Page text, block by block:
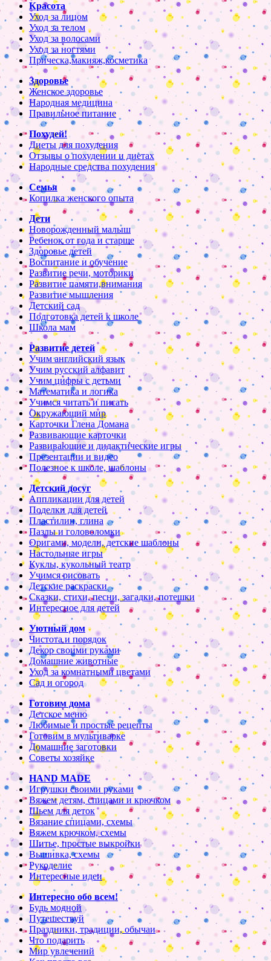
Красота
Уход за лицом
Уход за телом
Уход за волосами
Уход за ногтями
Прическа,макияж,косметика
Здоровье
Женское здоровье
Народная медицина
Правильное питание
Похудей!
Диеты для похудения
Отзывы о похудении и диетах
Народные средства похудения
Семья
Копилка женского опыта
Дети
Новорожденный малыш
Ребенок от года и старше
Здоровье детей
Воспитание и обучение
Развитие речи, моторики
Развитие памяти,внимания
Развитие мышления
Детский сад
Подготовка детей к школе
Школа мам
Развитие детей
Учим английский язык
Учим русский алфавит
Учим цифры с детьми
Математика и логика
Учимся читать и писать
Окружающий мир
Карточки Глена Домана
Развивающие карточки
Развивающие и дидактические игры
Презентации и видео
Полезное к школе, шаблоны
Детский досуг
Аппликации для детей
Поделки для детей
Пластилин, глина
Пазлы и головоломки
Оригами, модели, детские шаблоны
Настольные игры
Куклы, кукольный театр
Учимся рисовать
Детские раскраски
Сказки, стихи, песни, загадки, потешки
Интересное для детей
Уютный дом
Чистота и порядок
Декор своими руками
Домашние животные
Уход за комнатными цветами
Сад и огород
Готовим дома
Детское меню
Любимые и простые рецепты
Готовим в мультиварке
Домашние заготовки
Советы хозяйке
HAND MADE
Игрушки своими руками
Вяжем детям, спицами и крючком
Шьем для деток
Вязание спицами, схемы
Вяжем крючком, схемы
Шитье, простые выкройки
Вышивка, схемы
Рукоделие
Интересные идеи
Интересно обо всем!
Будь модной
Путешествуй
Праздники, традиции, обычаи
Что подарить
Мир увлечений